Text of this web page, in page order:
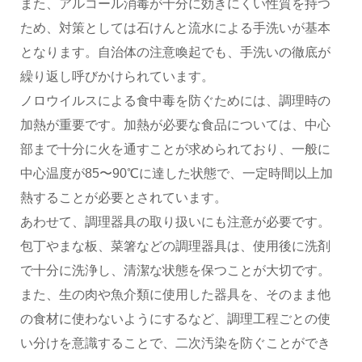
また、アルコール消毒が十分に効きにくい性質を持つ
ため、対策としては石けんと流水による手洗いが基本
となります。自治体の注意喚起でも、手洗いの徹底が
繰り返し呼びかけられています。
ノロウイルスによる食中毒を防ぐためには、調理時の
加熱が重要です。加熱が必要な食品については、中心
部まで十分に火を通すことが求められており、一般に
中心温度が85〜90℃に達した状態で、一定時間以上加
熱することが必要とされています。
あわせて、調理器具の取り扱いにも注意が必要です。
包丁やまな板、菜箸などの調理器具は、使用後に洗剤
で十分に洗浄し、清潔な状態を保つことが大切です。
また、生の肉や魚介類に使用した器具を、そのまま他
の食材に使わないようにするなど、調理工程ごとの使
い分けを意識することで、二次汚染を防ぐことができ